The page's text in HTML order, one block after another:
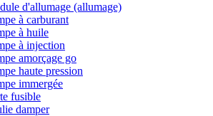
d'allumage (allumage)
à carburant
à huile
à injection
amorçage go
haute pression
immergée
fusible
damper